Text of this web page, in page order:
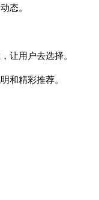
态。
让用户去选择。
和精彩推荐。